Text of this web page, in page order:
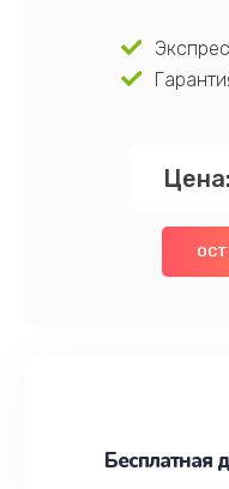
Цена:
Бесплатная